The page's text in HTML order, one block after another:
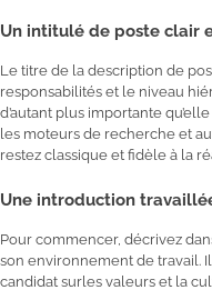
Un intitulé de poste clair
Le titre de la description de
responsabilités et le niveau
d’autant plus importante
les moteurs de recherche et
restez classique et fidèle à la
Une introduction
Pour commencer, décrivez
son environnement de travail. Il
candidat surles valeurs et la